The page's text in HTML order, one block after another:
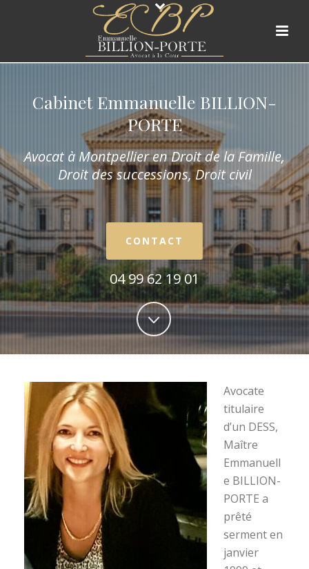
Cabinet Emmanuelle BILLION-
PORTE
Avocat à Montpellier en Droit de la Famille,
Droit des successions, Droit civil
CONTACT
04 99 62 19 01
Avocate
titulaire
d’un DESS,
Maître
Emmanuell
e BILLION-
PORTE a
prêté
serment en
janvier